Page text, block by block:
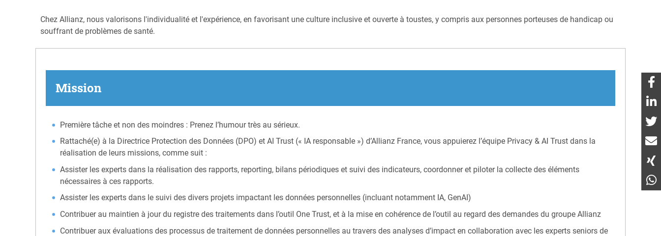
Chez Allianz, nous valorisons l'individualité et l'expérience, en favorisant une culture inclusive et ouverte à toustes, y compris aux personnes porteuses de handicap ou
souffrant de problèmes de santé.
Mission
Première tâche et non des moindres : Prenez l’humour très au sérieux.
Rattaché(e) à la Directrice Protection des Données (DPO) et AI Trust (« IA responsable ») d’Allianz France, vous appuierez l’équipe Privacy & AI Trust dans la
réalisation de leurs missions, comme suit :
Assister les experts dans la réalisation des rapports, reporting, bilans périodiques et suivi des indicateurs, coordonner et piloter la collecte des éléments
nécessaires à ces rapports.
Assister les experts dans le suivi des divers projets impactant les données personnelles (incluant notamment IA, GenAI)
Contribuer au maintien à jour du registre des traitements dans l’outil One Trust, et à la mise en cohérence de l’outil au regard des demandes du groupe Allianz
Contribuer aux évaluations des processus de traitement de données personnelles au travers des analyses d’impact en collaboration avec les experts seniors de